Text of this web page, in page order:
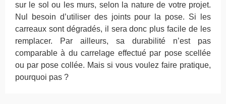
sur le sol ou les murs, selon la nature de votre projet.
Nul besoin d’utiliser des joints pour la pose. Si les
carreaux sont dégradés, il sera donc plus facile de les
remplacer. Par ailleurs, sa durabilité n’est pas
comparable à du carrelage effectué par pose scellée
ou par pose collée. Mais si vous voulez faire pratique,
pourquoi pas ?